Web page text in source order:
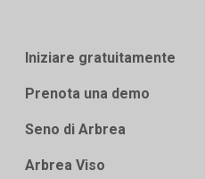
Iniziare gratuitamente
Prenota una demo
Seno di Arbrea
Arbrea Viso